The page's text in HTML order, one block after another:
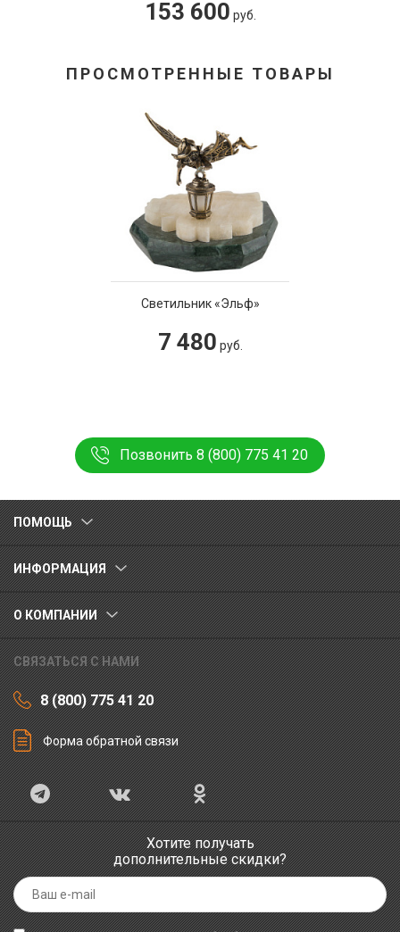
153 600 руб.
ПРОСМОТРЕННЫЕ ТОВАРЫ
Светильник «Эльф»
7 480 руб.
Позвонить 8 (800) 775 41 20
ПОМОЩЬ
ИНФОРМАЦИЯ
О КОМПАНИИ
СВЯЗАТЬСЯ С НАМИ
8 (800) 775 41 20
Форма обратной связи
Хотите получать
дополнительные скидки?